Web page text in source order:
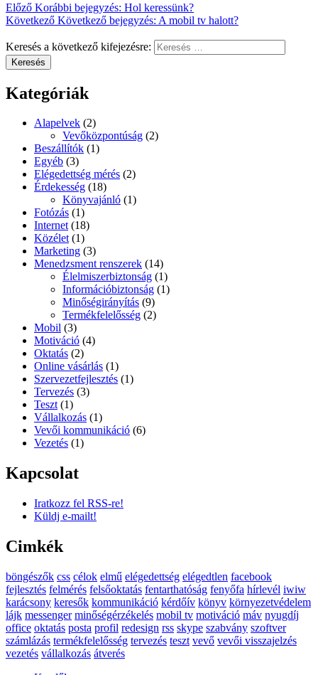
Előző Korábbi bejegyzés: Hol keressünk?
Következő Következő bejegyzés: A mobil tv halott?
Keresés a következő kifejezésre:
Keresés
Kategóriák
Alapelvek (2)
Vevőközpontúság (2)
Beszállítók (1)
Egyéb (3)
Elégedettség mérés (2)
Érdekesség (18)
Könyvajánló (1)
Fotózás (1)
Internet(18)
Közélet(1)
Marketing (3)
Menedzsment renszerek (14)
Élelmiszerbiztonság (1)
Információbiztonság (1)
Minőségirányítás (9)
Termékfelelősség (2)
Mobil (3)
Motiváció (4)
Oktatás (2)
Online vásárlás (1)
Szervezetfejlesztés (1)
Tervezés (3)
Teszt(1)
Vállalkozás (1)
Vevői kommunikáció (6)
Vezetés (1)
Kapcsolat
Iratkozz fel RSS-re!
Küldj e-mailt!
Cimkék
böngészők css célok elmű elégedettség elégedtlen facebook
fejlesztés felmérés felsőoktatás fentarthatóság fenyőfa hírlevél iwiw
karácsony keresők kommunikáció kérdőív könyv környezetvédelem
lájk messenger minőségérzékelés mobil tv motiváció máv nyugdíj
office oktatás posta profil redesign rss skype szabvány szoftver
számlázás termékfelelősség tervezés teszt vevő vevői visszajelzés
vezetés vállalkozás átverés